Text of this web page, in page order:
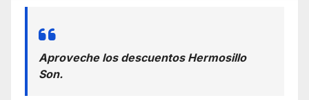
Aproveche los descuentos Hermosillo
Son.